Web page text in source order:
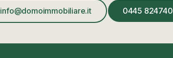
info@domoimmobiliare.it 0445 824740